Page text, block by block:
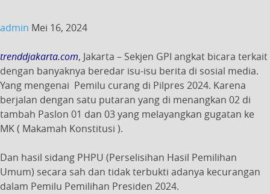
admin Mei 16, 2024
trenddjakarta.com, Jakarta – Sekjen GPI angkat bicara terkait
dengan banyaknya beredar isu-isu berita di sosial media.
Yang mengenai Pemilu curang di Pilpres 2024. Karena
berjalan dengan satu putaran yang di menangkan 02 di
tambah Paslon 01 dan 03 yang melayangkan gugatan ke
MK ( Makamah Konstitusi ).
Dan hasil sidang PHPU (Perselisihan Hasil Pemilihan
Umum) secara sah dan tidak terbukti adanya kecurangan
dalam Pemilu Pemilihan Presiden 2024.